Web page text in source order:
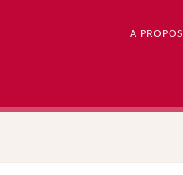
A PROPOS